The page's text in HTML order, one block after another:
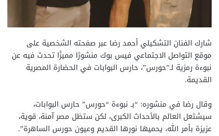
شارك الفنان التشكيلي أحمد رضا عبر صفحته الشخصية على
موقع التواصل الاجتماعي فيس بوك منشورًا مميزًا تحدث فيه عن
نبوءة رمزية لـ”حورس”، حارس البوابات في الحضارة المصرية
القديمة.
وقال رضا في منشوره: “بـ نبوءة “حورس” حارس البوابات،
سيشتعل العالم بالأحداث الكبرى، لكن ستظل مصر آمنة، قوية،
عزيزة بأمر الله، يحميها نورها القديم وعيون حورس الساهرة”.